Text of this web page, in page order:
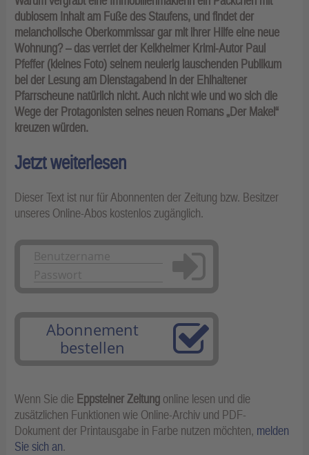
dubiosem Inhalt am Fuße des Staufens, und findet der
melancholische Oberkommissar gar mit ihrer Hilfe eine neue
Wohnung? – das verriet der Kelkheimer Krimi-Autor Paul
Pfeffer (kleines Foto) seinem neuierig lauschenden Publikum
bei der Lesung am Dienstagabend in der Ehlhaltener
Pfarrscheune natürlich nicht. Auch nicht wie und wo sich die
Wege der Protagonisten seines neuen Romans „Der Makel“
kreuzen würden.
Jetzt weiterlesen
Dieser Text ist nur für Abonnenten der Zeitung bzw. Besitzer
unseres Online-Abos kostenlos zugänglich.
Anmelden
Abonnement
bestellen
Wenn Sie die Eppsteiner Zeitung online lesen und die
zusätzlichen Funktionen wie Online-Archiv und PDF-
Dokument der Printausgabe in Farbe nutzen möchten, melden
Sie sich an.